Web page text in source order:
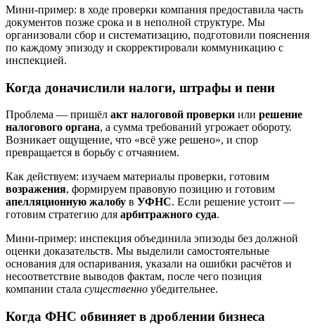
Мини‑пример: в ходе проверки компания предоставила часть
документов позже срока и в неполной структуре. Мы
организовали сбор и систематизацию, подготовили пояснения
по каждому эпизоду и скорректировали коммуникацию с
инспекцией.
Когда доначислили налоги, штрафы и пени
Проблема — пришёл акт налоговой проверки или решение
налогового органа, а сумма требований угрожает обороту.
Возникает ощущение, что «всё уже решено», и спор
превращается в борьбу с отчаянием.
Как действуем: изучаем материалы проверки, готовим
возражения, формируем правовую позицию и готовим
апелляционную жалобу в УФНС. Если решение устоит —
готовим стратегию для арбитражного суда.
Мини‑пример: инспекция объединила эпизоды без должной
оценки доказательств. Мы выделили самостоятельные
основания для оспаривания, указали на ошибки расчётов и
несоответствие выводов фактам, после чего позиция
компании стала существенно убедительнее.
Когда ФНС обвиняет в дроблении бизнеса